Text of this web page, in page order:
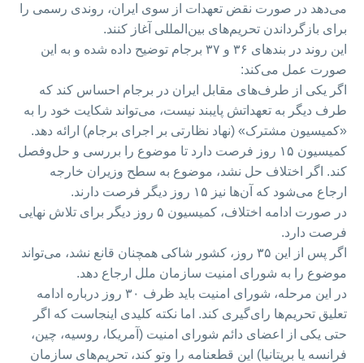
می‌دهد در صورت نقض تعهدات از سوی ایران، روندی رسمی را
برای بازگرداندن تحریم‌های بین‌المللی آغاز کنند.
این روند در بندهای ۳۶ و ۳۷ برجام توضیح داده شده و به این
صورت عمل می‌کند:
اگر یکی از طرف‌های مقابل ایران در برجام احساس کند که
طرف دیگر به تعهداتش پایبند نیست، می‌تواند شکایت خود را به
«کمیسیون مشترک» (نهاد نظارتی بر اجرای برجام) ارائه دهد.
کمیسیون ۱۵ روز فرصت دارد تا موضوع را بررسی و حل‌وفصل
کند. اگر اختلاف حل نشد، موضوع به سطح وزیران خارجه
ارجاع می‌شود که آن‌ها نیز ۱۵ روز دیگر فرصت دارند.
در صورت ادامه اختلاف، کمیسیون ۵ روز دیگر برای تلاش نهایی
فرصت دارد.
اگر پس از این ۳۵ روز، کشور شاکی همچنان قانع نشد، می‌تواند
موضوع را به شورای امنیت سازمان ملل ارجاع دهد.
در این مرحله، شورای امنیت باید ظرف ۳۰ روز درباره ادامه
تعلیق تحریم‌ها رای‌گیری کند. اما نکته کلیدی اینجاست که اگر
حتی یکی از اعضای دائم شورای امنیت (آمریکا، روسیه، چین،
فرانسه یا بریتانیا) این قطعنامه را وتو کند، تحریم‌های سازمان